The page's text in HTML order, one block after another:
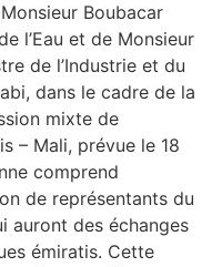
Boubacar
l’Eau et de Monsieur
de l’Industrie et du
dans le cadre de la
mixte de
– Mali, prévue le 18
comprend
de représentants du
auront des échanges
émiratis. Cette